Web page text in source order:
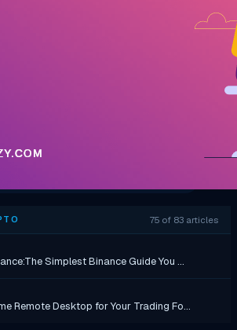
75 of 83 articles
Simplest Binance Guide You …
Remote Desktop for Your Trading Fo…